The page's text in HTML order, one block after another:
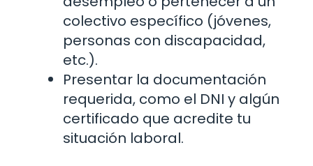
colectivo específico (jóvenes,
personas con discapacidad,
etc.).
Presentar la documentación
requerida, como el DNI y algún
certificado que acredite tu
situación laboral.